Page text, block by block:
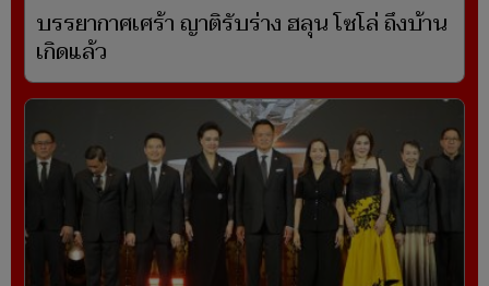
บรรยากาศเศร้า ญาติรับร่าง ฮลุน โซโล่ ถึงบ้าน
เกิดแล้ว